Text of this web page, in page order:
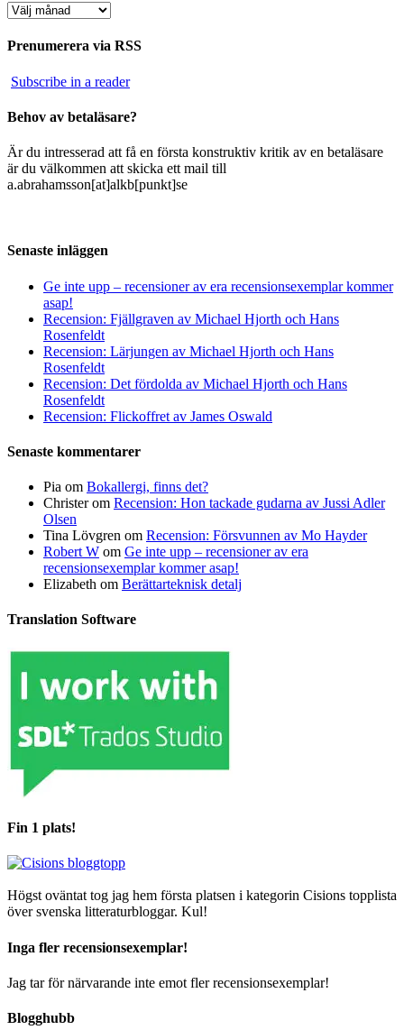
Arkiv
Prenumerera via RSS
Subscribe in a reader
Behov av betaläsare?
Är du intresserad att få en första konstruktiv kritik av en betaläsare
är du välkommen att skicka ett mail till
a.abrahamsson[at]alkb[punkt]se
Senaste inläggen
Ge inte upp – recensioner av era recensionsexemplar kommer
asap!
Recension: Fjällgraven av Michael Hjorth och Hans
Rosenfeldt
Recension: Lärjungen av Michael Hjorth och Hans
Rosenfeldt
Recension: Det fördolda av Michael Hjorth och Hans
Rosenfeldt
Recension: Flickoffret av James Oswald
Senaste kommentarer
Pia om Bokallergi, finns det?
Christerom Recension: Hon tackade gudarna av Jussi Adler
Olsen
Tina Lövgren om Recension: Försvunnen av Mo Hayder
Robert W om Ge inte upp – recensioner av era
recensionsexemplar kommer asap!
Elizabeth om Berättarteknisk detalj
Translation Software
Fin 1 plats!
Högst oväntat tog jag hem första platsen i kategorin Cisions topplista
över svenska litteraturbloggar. Kul!
Inga fler recensionsexemplar!
Jag tar för närvarande inte emot fler recensionsexemplar!
Blogghubb